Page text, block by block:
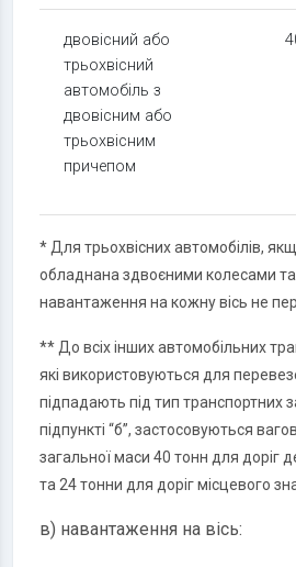
двовісний або
трьохвісний
автомобіль з
двовісним або
трьохвісним
причепом
* Для трьохвісних автомобілів,
обладнана здвоєними колесами
навантаження на кожну вісь не
** До всіх інших автомобільних
які використовуються для
підпадають під тип транспортних
підпункті “б”, застосовуються
загальної маси 40 тонн для доріг
та 24 тонни для доріг місцевого
в) навантаження на вісь: